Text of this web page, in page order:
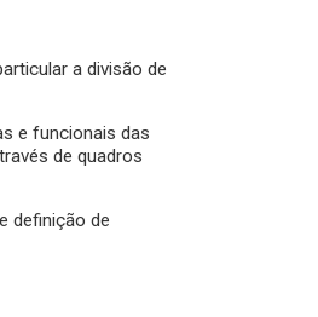
a divisão de
e funcionais das
de quadros
definição de